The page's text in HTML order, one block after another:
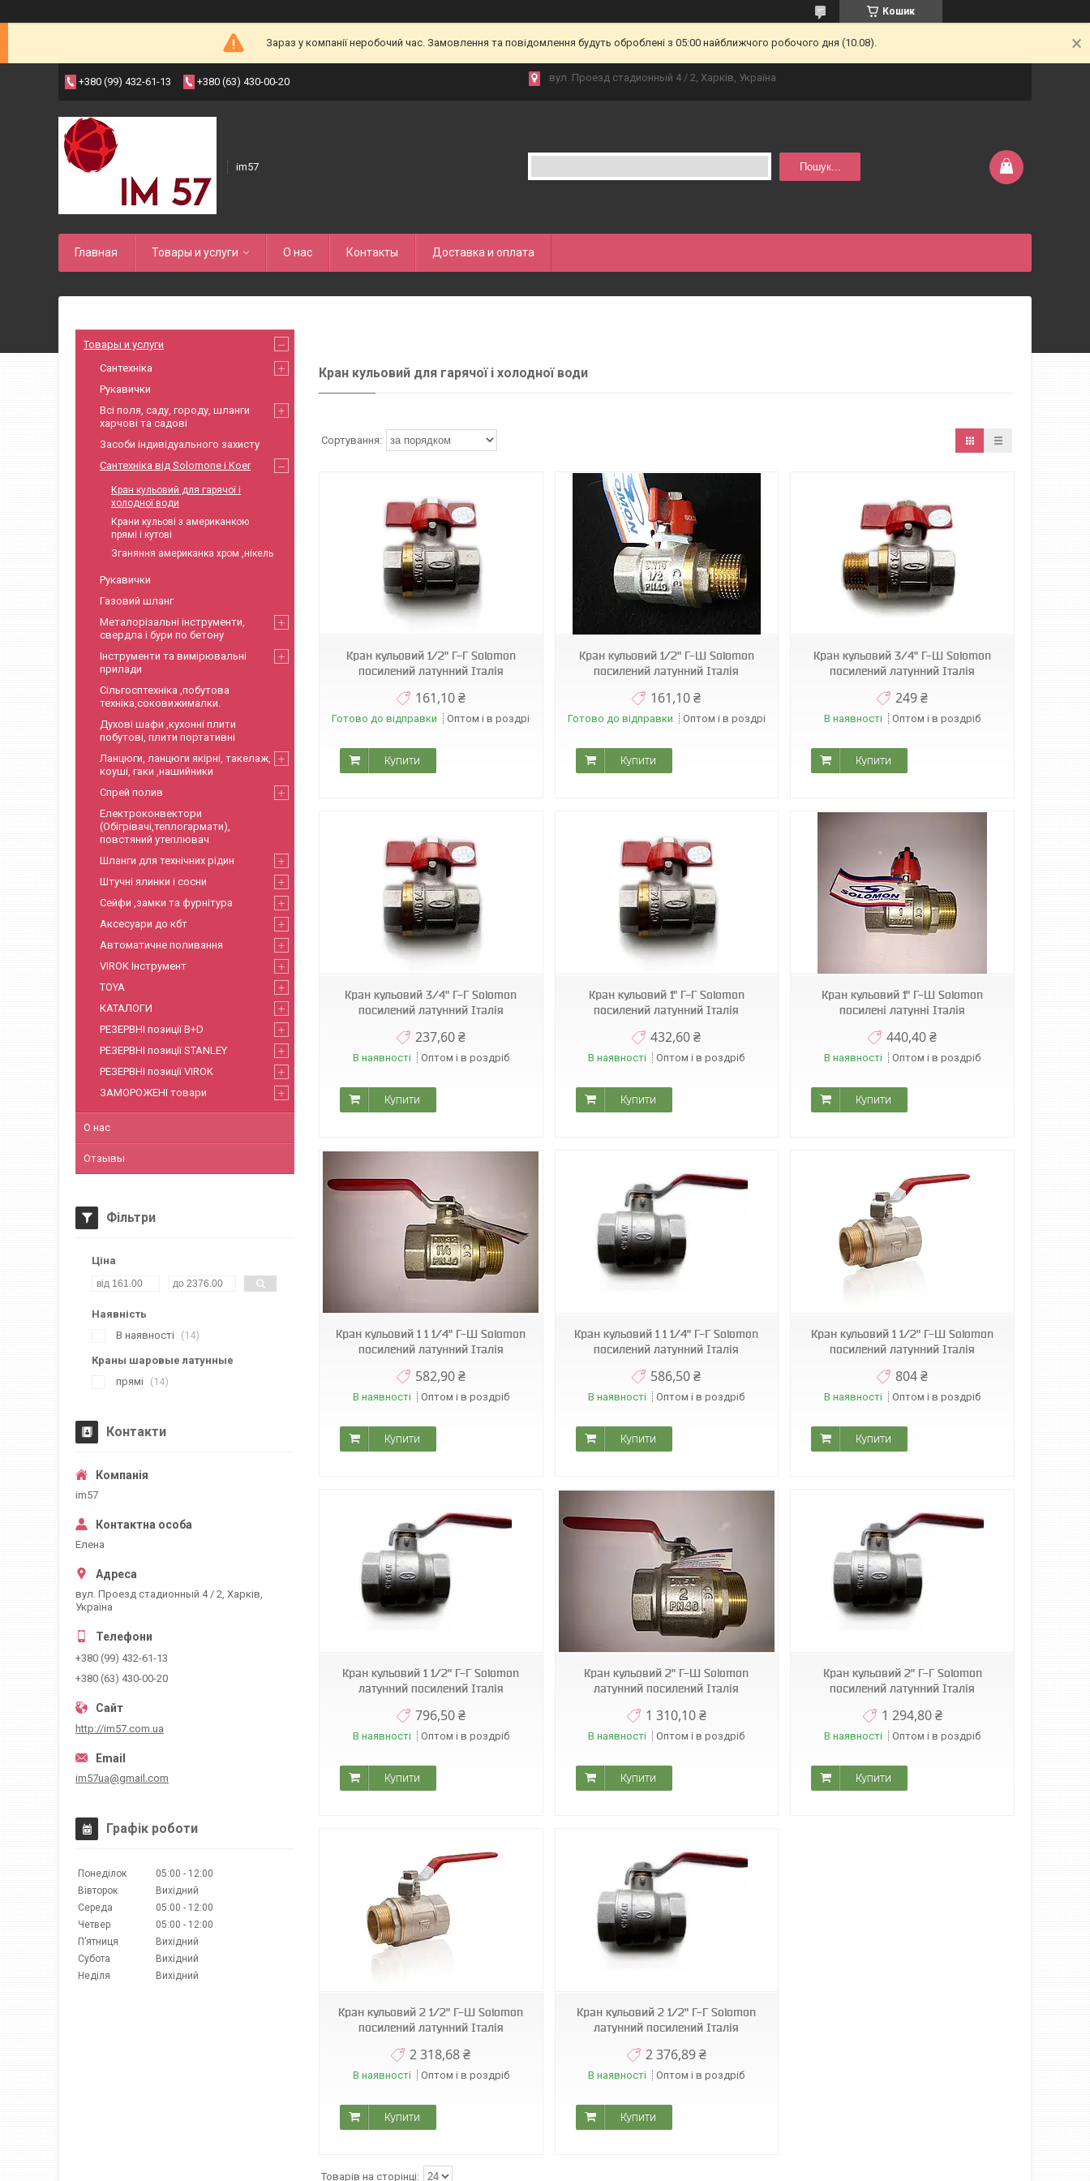
Кошик
Зараз у компанії неробочий час. Замовлення та повідомлення будуть оброблені з 05:00 найближчого робочого дня (10.08).
+380 (99) 432-61-13 +380 (63) 430-00-20 вул. Проезд стадионный 4 / 2, Харків, Україна
im57 Пошук...
Главная Товары и услуги О нас Контакты Доставка и оплата
Кран кульовий для гарячої і холодної води
Sol 1
Кран кульовий 1/2" Г-Г Solomon
посилений латунний Італія
161,10 ₴
Готово до відправки Оптом і в роздріб
Купити
Кран кульовий 1/2" Г-Ш Solomon
посилений латунний Італія
161,10 ₴
Готово до відправки Оптом і в роздріб
Купити
Кран кульовий 3/4" Г-Ш Solomon
посилений латунний Італія
249 ₴
В наявності Оптом і в роздріб
Купити
Sol 4
Кран кульовий 3/4" Г-Г Solomon
посилений латунний Італія
237,60 ₴
В наявності Оптом і в роздріб
Купити
Кран кульовий 1" Г-Г Solomon
посилений латунний Італія
432,60 ₴
В наявності Оптом і в роздріб
Купити
Кран кульовий 1" Г-Ш Solomon
посилені латунні Італія
440,40 ₴
В наявності Оптом і в роздріб
Купити
Sol 7
Кран кульовий 1 1 1/4" Г-Ш Solomon
посилений латунний Італія
582,90 ₴
В наявності Оптом і в роздріб
Купити
Кран кульовий 1 1 1/4" Г-Г Solomon
посилений латунний Італія
586,50 ₴
В наявності Оптом і в роздріб
Купити
Sol 9
Кран кульовий 1 1/2" Г-Ш Solomon
посилений латунний Італія
804 ₴
В наявності Оптом і в роздріб
Купити
Кран кульовий 1 1/2" Г-Г Solomon
латунний посилений Італія
796,50 ₴
В наявності Оптом і в роздріб
Купити
Sol 11
Кран кульовий 2" Г-Ш Solomon
латунний посилений Італія
1 310,10 ₴
В наявності Оптом і в роздріб
Купити
Кран кульовий 2" Г-Г Solomon
посилений латунний Італія
1 294,80 ₴
В наявності Оптом і в роздріб
Купити
Кран кульовий 2 1/2" Г-Ш Solomon
посилений латунний Італія
2 318,68 ₴
В наявності Оптом і в роздріб
Купити
Кран кульовий 2 1/2" Г-Г Solomon
латунний посилений Італія
2 376,89 ₴
В наявності Оптом і в роздріб
Купити
Товары и услуги
Сантехніка
Рукавички
Всі поля, саду, городу, шланги
харчові та садові
Засоби індивідуального захисту
Сантехніка від Solomone і Koer
Кран кульовий для гарячої і
холодної води
Крани кульові з американкою
прямі і кутові
Зганяння американка хром ,нікель
Рукавички
Газовий шланг
Металорізальні інструменти,
свердла і бури по бетону
Інструменти та вимірювальні
прилади
Сільгосптехніка ,побутова
техніка,соковижималки.
Духові шафи ,кухонні плити
побутові, плити портативні
Ланцюги, ланцюги якірні, такелаж,
коуші, гаки ,нашийники
Спрей полив
Електроконвектори
(Обігрівачі,теплогармати),
повстяний утеплювач
Шланги для технічних рідин
Штучні ялинки і сосни
Сейфи ,замки та фурнітура
Аксесуари до кбт
Автоматичне поливання
VIROK Інструмент
TOYA
КАТАЛОГИ
РЕЗЕРВНІ позиції B+D
РЕЗЕРВНІ позиції STANLEY
РЕЗЕРВНІ позиції VIROK
ЗАМОРОЖЕНІ товари
О нас
Отзывы
Фільтри
Ціна
Наявність
В наявності
14
Краны шаровые латунные
прямі
14
Контакти
im57
Елена
вул. Проезд стадионный 4 / 2, Харків,
Україна
+380 (99) 432-61-13
+380 (63) 430-00-20
http://im57.com.ua
im57ua@gmail.com
Графік роботи
Понеділок 05:00
12:00
Вівторок
Вихідний
Середа
05:00
12:00
Четвер
05:00
12:00
Пʼятниця
Вихідний
Субота
Вихідний
Неділя
Вихідний